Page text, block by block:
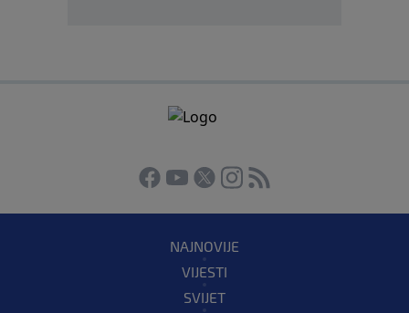
NAJNOVIJE
VIJESTI
SVIJET